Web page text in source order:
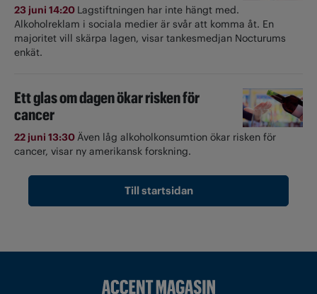
23 juni 14:20 Lagstiftningen har inte hängt med.
Alkoholreklam i sociala medier är svår att komma åt. En
majoritet vill skärpa lagen, visar tankesmedjan Nocturums
enkät.
Ett glas om dagen ökar risken för
cancer
22 juni 13:30Även låg alkoholkonsumtion ökar risken för
cancer, visar ny amerikansk forskning.
Till startsidan